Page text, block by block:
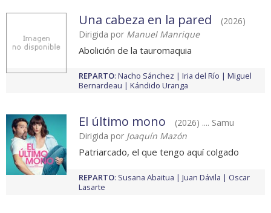
Una cabeza en la pared
(2026)
Dirigida por Manuel Manrique
Abolición de la tauromaquia
REPARTO: Nacho Sánchez Iria del Río
Miguel
Bernardeau
Kándido Uranga
El último mono
(2026) .... Samu
Dirigida por Joaquín Mazón
Patriarcado, el que tengo aquí colgado
REPARTO: Susana Abaitua Juan Dávila
Oscar
Lasarte